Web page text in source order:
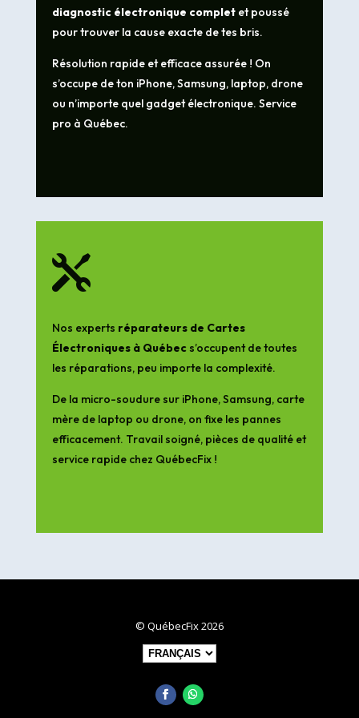
diagnostic électronique completet poussé
pour trouver la cause exacte de tes bris.
Résolution rapide et efficace assurée ! On
s’occupe de ton iPhone, Samsung, laptop, drone
ou n’importe quel gadget électronique. Service
pro à Québec.

Nos experts réparateurs de Cartes
Électroniques à Québecs’occupent de toutes
les réparations, peu importe la complexité.
De la micro-soudure sur iPhone, Samsung, carte
mère de laptop ou drone, on fixe les pannes
efficacement. Travail soigné, pièces de qualité et
service rapide chez QuébecFix !
© QuébecFix 2026